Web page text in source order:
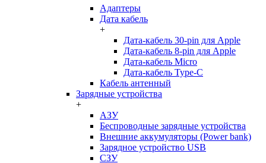
Адаптеры
Дата кабель
+
Дата-кабель 30-pin для Apple
Дата-кабель 8-pin для Apple
Дата-кабель Micro
Дата-кабель Type-C
Кабель антенный
Зарядные устройства
+
АЗУ
Беспроводные зарядные устройства
Внешние аккумуляторы (Power bank)
Зарядное устройство USB
СЗУ